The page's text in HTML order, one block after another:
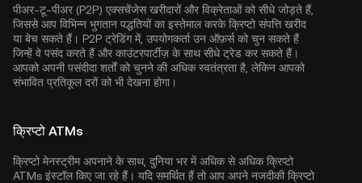
पीअर-टू-पीअर (P2P) एक्सचेंजेस खरीदारों और विक्रेताओं को सीधे जोड़ते हैं,
जिससे आप विभिन्न भुगतान पद्धतियों का इस्तेमाल करके क्रिप्टो संपत्ति खरीद
या बेच सकते हैं। P2P ट्रेडिंग में, उपयोगकर्ता उन ऑफ़र्स को चुन सकते हैं
जिन्हें वे पसंद करते हैं और काउंटरपार्टीज़ के साथ सीधे ट्रेड कर सकते हैं।
आपको अपनी पसंदीदा शर्तों को चुनने की अधिक स्वतंत्रता है, लेकिन आपको
संभावित प्रतिकूल दरों को भी देखना होगा।
क्रिप्टो ATMs
क्रिप्टो मेनस्ट्रीम अपनाने के साथ, दुनिया भर में अधिक से अधिक क्रिप्टो
ATMs इंस्टॉल किए जा रहे हैं। यदि समर्थित हैं तो आप अपने नजदीकी क्रिप्टो